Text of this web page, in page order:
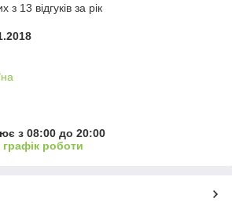
з 13 відгуків за рік
з 08:00 до 20:00
роботи